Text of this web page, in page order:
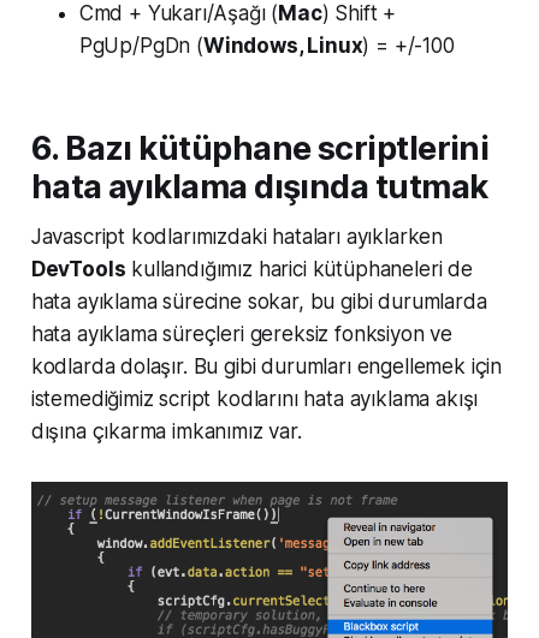
Cmd + Yukarı/Aşağı ( Mac) Shift +
PgUp/PgDn (Windows, Linux) = +/-100
6. Bazı kütüphane scriptlerini
hata ayıklama dışında tutmak
Javascript kodlarımızdaki hataları ayıklarken
DevTools kullandığımız harici kütüphaneleri de
hata ayıklama sürecine sokar, bu gibi durumlarda
hata ayıklama süreçleri gereksiz fonksiyon ve
kodlarda dolaşır. Bu gibi durumları engellemek için
istemediğimiz script kodlarını hata ayıklama akışı
dışına çıkarma imkanımız var.